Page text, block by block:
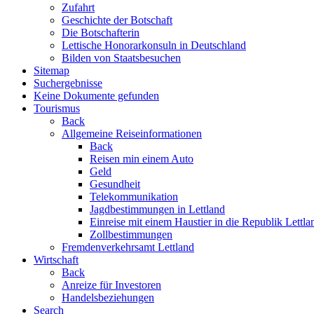
Zufahrt
Geschichte der Botschaft
Die Botschafterin
Lettische Honorarkonsuln in Deutschland
Bilden von Staatsbesuchen
Sitemap
Suchergebnisse
Keine Dokumente gefunden
Tourismus
Back
Allgemeine Reiseinformationen
Back
Reisen min einem Auto
Geld
Gesundheit
Telekommunikation
Jagdbestimmungen in Lettland
Einreise mit einem Haustier in die Republik
Zollbestimmungen
Fremdenverkehrsamt Lettland
Wirtschaft
Back
Anreize für Investoren
Handelsbeziehungen
Search